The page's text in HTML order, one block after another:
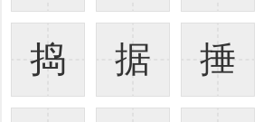
捣 据 捶